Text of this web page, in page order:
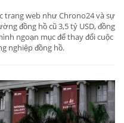
web như Chrono24 và sự
đồng hồ cũ 3,5 tỷ USD, đồng
ngoạn mục để thay đổi cuộc
nghiệp đồng hồ.